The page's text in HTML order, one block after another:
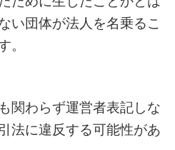
い団体が法人を名乗るこ
。
関わらず運営者表記しな
法に違反する可能性があ